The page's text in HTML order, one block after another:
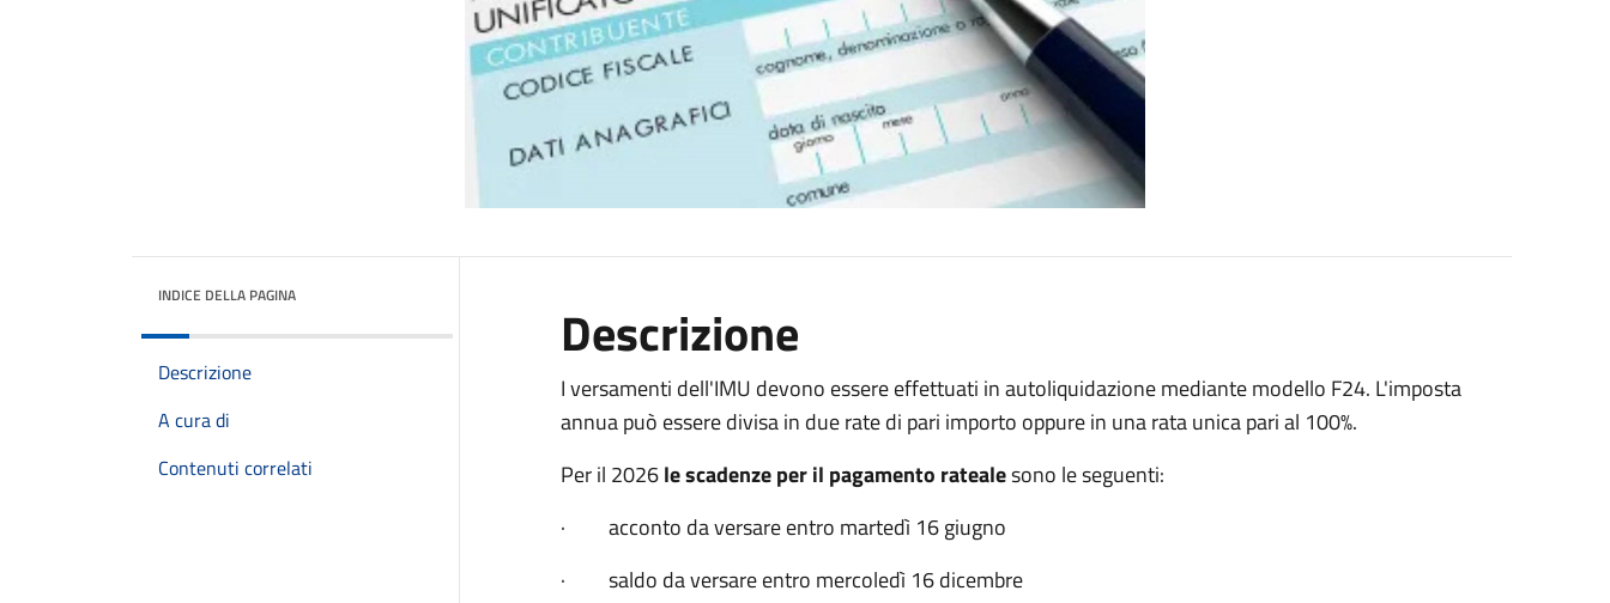
INDICE DELLA PAGINA
Descrizione
A cura di
Contenuti correlati
Descrizione
I versamenti dell'IMU devono essere effettuati in autoliquidazione mediante modello F24. L'imposta
annua può essere divisa in due rate di pari importo oppure in una rata unica pari al 100%.
Per il 2026le scadenze per il pagamento ratealesono le seguenti:
· acconto da versare entro martedì 16 giugno
· saldo da versare entro mercoledì 16 dicembre